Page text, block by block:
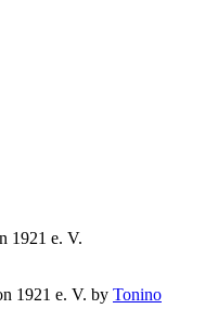
1921 e. V.
1921 e. V. by Tonino